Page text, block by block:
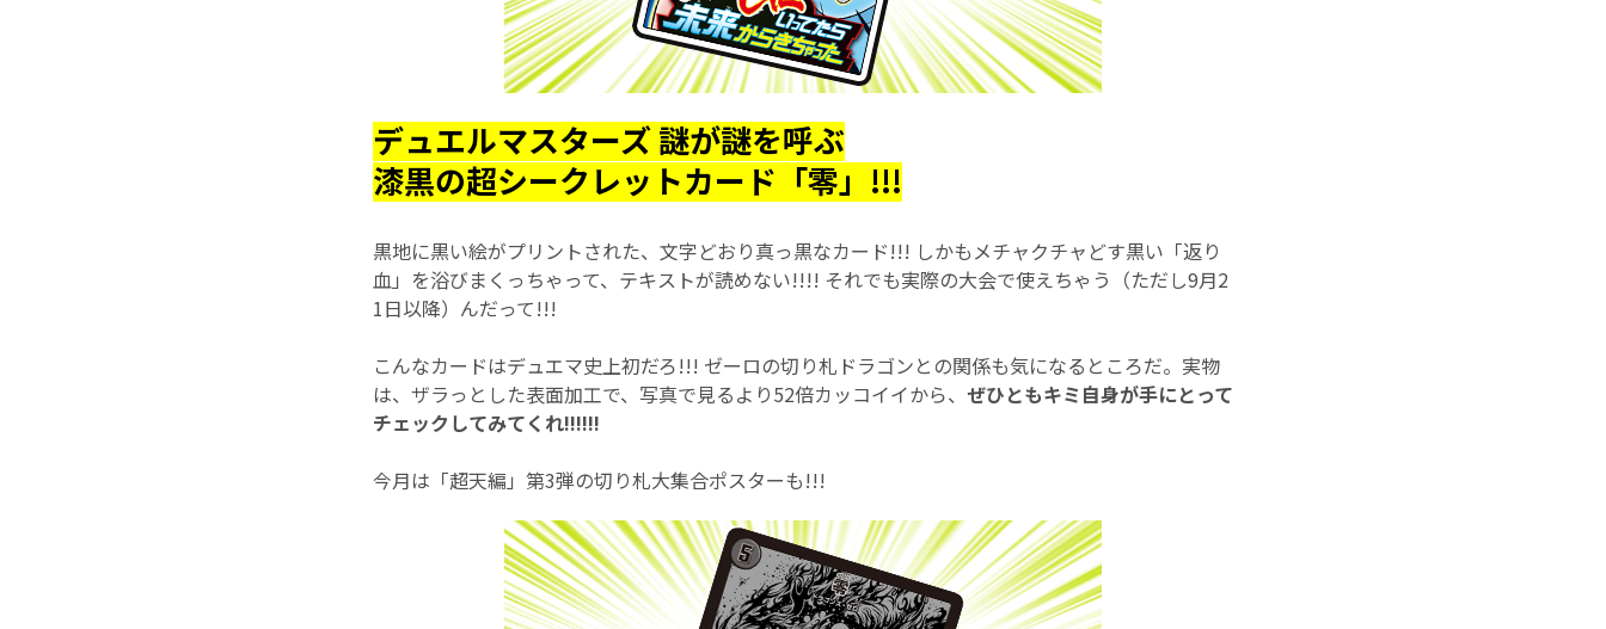
デュエルマスターズ 謎が謎を呼ぶ
漆黒の超シークレットカード「零」!!!
黒地に黒い絵がプリントされた、文字どおり真っ黒なカード!!! しかもメチャクチャどす黒い「返り
血」を浴びまくっちゃって、テキストが読めない!!!! それでも実際の大会で使えちゃう（ただし9月2
1日以降）んだって!!!
こんなカードはデュエマ史上初だろ!!! ゼーロの切り札ドラゴンとの関係も気になるところだ。実物
は、ザラっとした表面加工で、写真で見るより52倍カッコイイから、 ぜひともキミ自身が手にとって
チェックしてみてくれ!!!!!!
今月は「超天編」第3弾の切り札大集合ポスターも!!!